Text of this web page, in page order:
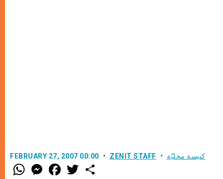
FEBRUARY 27, 2007 00:00 ZENIT STAFF كنيسة محليّة
W
h
M
e
F
a w